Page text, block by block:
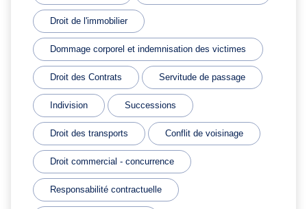
Droit de l'immobilier
Dommage corporel et indemnisation des victimes
Droit des Contrats Servitude de passage
Indivision Successions
Droit des transports Conflit de voisinage
Droit commercial - concurrence
Responsabilité contractuelle